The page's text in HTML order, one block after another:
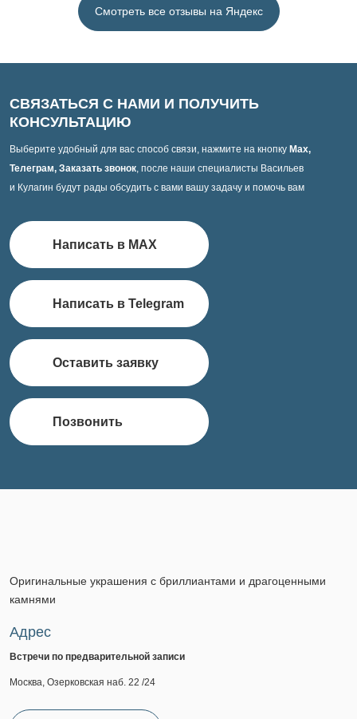
Смотреть все отзывы на Яндекс
СВЯЗАТЬСЯ С НАМИ И ПОЛУЧИТЬ
КОНСУЛЬТАЦИЮ
Выберите удобный для вас способ связи, нажмите на кнопку Max,
Телеграм, Заказать звонок, после наши специалисты Васильев
и Кулагин будут рады обсудить с вами вашу задачу и помочь вам
Написать в MAX
Написать в Telegram
Оставить заявку
Позвонить
Оригинальные украшения с бриллиантами и драгоценными
камнями
Адрес
Встречи по предварительной записи
Москва, Озерковская наб. 22 /24